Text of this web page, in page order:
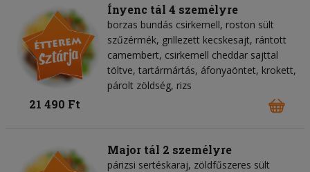
Ínyenc tál 4 személyre
borzas bundás csirkemell, roston sült
szűzérmék, grillezett kecskesajt, rántott
camembert, csirkemell cheddar sajttal
töltve, tartármártás, áfonyaöntet, krokett,
párolt zöldség, rizs
21 490 Ft
Major tál 2 személyre
párizsi sertéskaraj, zöldfűszeres sült